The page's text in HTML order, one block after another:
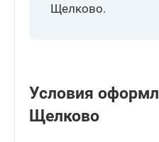
Щелково.
Условия
Щелково